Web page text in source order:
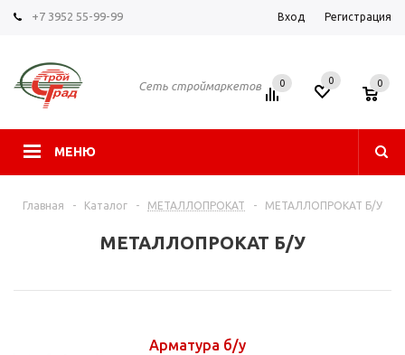
+7 3952 55-99-99 Вход Регистрация
Сеть строймаркетов
МЕНЮ
0 0 0
Главная - Каталог - МЕТАЛЛОПРОКАТ - МЕТАЛЛОПРОКАТ Б/У
МЕТАЛЛОПРОКАТ Б/У
Арматура б/у